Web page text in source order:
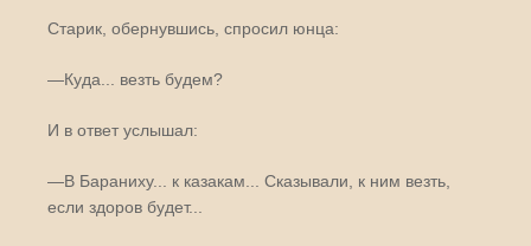
Старик, обернувшись, спросил юнца:
—Куда... везть будем?
И в ответ услышал:
—В Бараниху... к казакам... Сказывали, к ним везть,
если здоров будет...